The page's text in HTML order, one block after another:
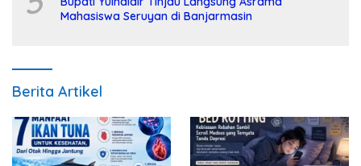
Mahasiswa Seruyan di Banjarmasin
Berita Artikel